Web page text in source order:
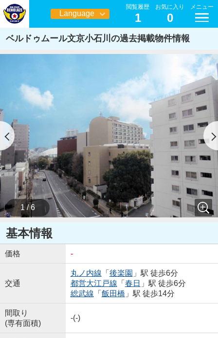
Language
日本語
閲覧履歴
1
お気に入り
0
メニュー
ベルドゥムール文京小石川の過去掲載物件情報
1 / 6
基本情報
価格 -
交通
丸ノ内線 「 後楽園 」駅 徒歩6分
都営大江戸線 「 春日 」駅 徒歩6分
総武線 「 飯田橋 」駅 徒歩14分
間取り
(専有面積)
-(-)